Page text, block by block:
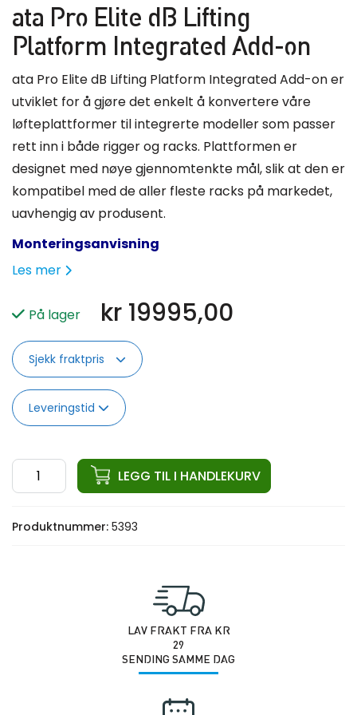
ata Pro Elite dB Lifting
Platform Integrated Add-on
ata Pro Elite dB Lifting Platform Integrated Add-on er
utviklet for å gjøre det enkelt å konvertere våre
løfteplattformer til integrerte modeller som passer
rett inn i både rigger og racks. Plattformen er
designet med nøye gjennomtenkte mål, slik at den er
kompatibel med de aller fleste racks på markedet,
uavhengig av produsent.
Monteringsanvisning
Les mer
På lager kr 19995,00
Sjekk fraktpris
Leveringstid
ata
Pro
dB
LEGG TIL I HANDLEKURV
Produktnummer: 5393
LAV FRAKT FRA KR
29
SENDING SAMME DAG